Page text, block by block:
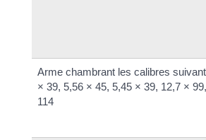
Arme chambrant les calibres
× 39, 5,56 × 45, 5,45 × 39, 12,7 ×
114